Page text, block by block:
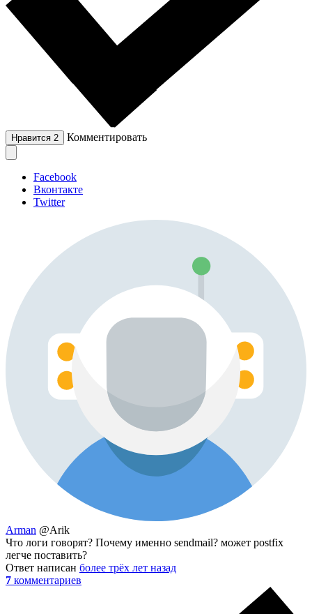
Нравится 2 Комментировать
Facebook
Вконтакте
Twitter
Arman @Arik
Что логи говорят? Почему именно sendmail? может postfix
легче поставить?
Ответ написан более трёх лет назад
7 комментариев